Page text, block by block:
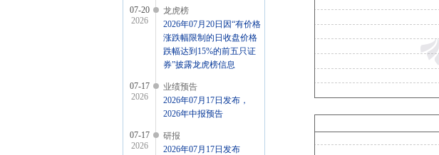
07-20
2026
龙虎榜
2026年07月20日因“有价格
涨跌幅限制的日收盘价格
跌幅达到15%的前五只证
券”披露龙虎榜信息
07-17
2026
业绩预告
2026年07月17日发布，
2026年中报预告
07-17
2026
研报
2026年07月17日发布